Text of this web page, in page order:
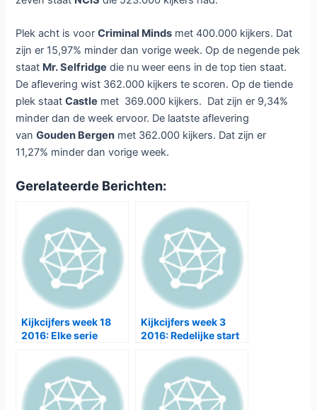
Plek acht is voorCriminal Minds met 400.000 kijkers. Dat
zijn er 15,97% minder dan vorige week. Op de negende pek
staat Mr. Selfridge die nu weer eens in de top tien staat.
De aflevering wist 362.000 kijkers te scoren. Op de tiende
plek staatCastle met 369.000 kijkers. Dat zijn er 9,34%
minder dan de week ervoor. De laatste aflevering
vanGouden Bergen met 362.000 kijkers. Dat zijn er
11,27% minder dan vorige week.
Gerelateerde Berichten:
Kijkcijfers week 18
2016: Elke serie
Kijkcijfers week 3
2016: Redelijke start
Celblok H